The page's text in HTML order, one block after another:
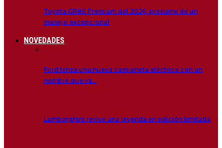
Toyota GR86 Premium del 2026, presume de un
manejo excepcional
NOVEDADES
Ford lanza una nueva camioneta eléctrica con un
nombre que va…
Lamborghini revive una leyenda en edición limitada